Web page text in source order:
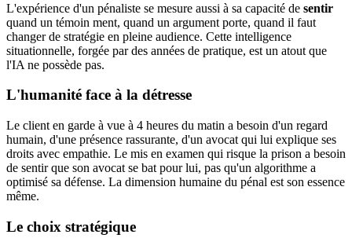
L'expérience d'un pénaliste se mesure aussi à sa capacité de sentir
quand un témoin ment, quand un argument porte, quand il faut
changer de stratégie en pleine audience. Cette intelligence
situationnelle, forgée par des années de pratique, est un atout que
l'IA ne possède pas.
L'humanité face à la détresse
Le client en garde à vue à 4 heures du matin a besoin d'un regard
humain, d'une présence rassurante, d'un avocat qui lui explique ses
droits avec empathie. Le mis en examen qui risque la prison a besoin
de sentir que son avocat se bat pour lui, pas qu'un algorithme a
optimisé sa défense. La dimension humaine du pénal est son essence
même.
Le choix stratégique